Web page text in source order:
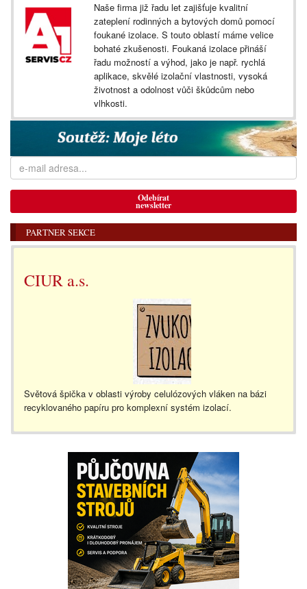
Naše firma již řadu let zajišťuje kvalitní
zateplení rodinných a bytových domů pomocí
foukané izolace. S touto oblastí máme velice
bohaté zkušenosti. Foukaná izolace přináší
řadu možností a výhod, jako je např. rychlá
aplikace, skvělé izolační vlastnosti, vysoká
životnost a odolnost vůči škůdcům nebo
vlhkosti.
Odebírat
newsletter
PARTNER SEKCE
CIUR a.s.
Světová špička v oblasti výroby celulózových vláken na bázi
recyklovaného papíru pro komplexní systém izolací.